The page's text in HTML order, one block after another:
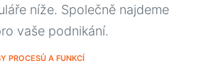
níže. Společně najdeme
vaše podnikání.
PROCESŮ A FUNKCÍ